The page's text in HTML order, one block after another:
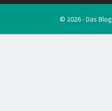
© 2026 - Das